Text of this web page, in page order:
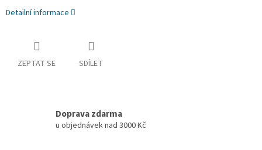
Detailní informace
ZEPTAT SE SDÍLET
Doprava zdarma
u objednávek nad 3000 Kč